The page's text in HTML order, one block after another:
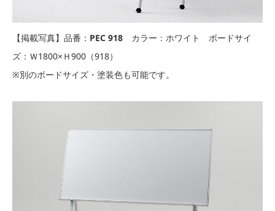
【掲載写真】品番： PEC 918 カラー：ホワイト ボードサイ
ズ：Ｗ1800×Ｈ900（918）
※別のボードサイズ・塗装色も可能です。